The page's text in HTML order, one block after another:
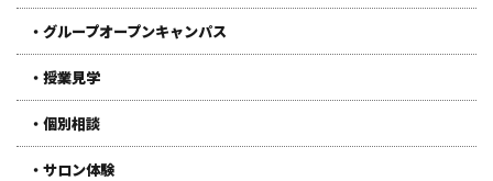
・グループオープンキャンパス
・授業見学
・個別相談
・サロン体験